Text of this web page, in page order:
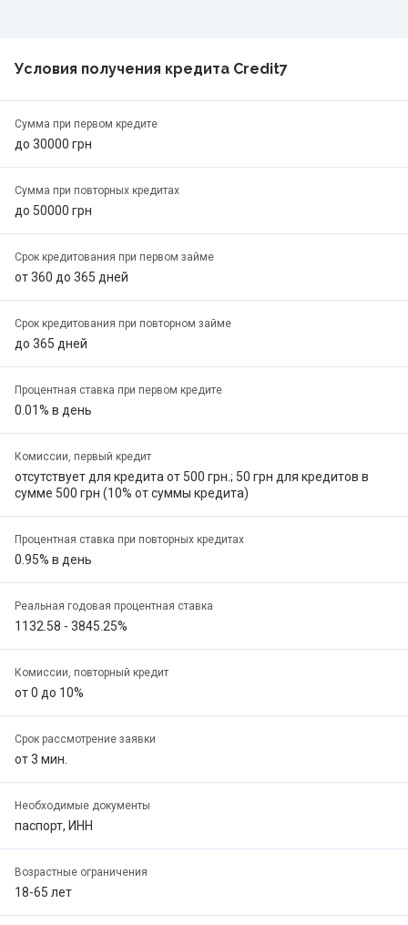
Условия получения кредита Credit7
Сумма при первом кредите
до 30000 грн
Сумма при повторных кредитах
до 50000 грн
Cрок кредитования при первом займе
от 360 до 365 дней
Cрок кредитования при повторном займе
до 365 дней
Процентная ставка при первом кредите
0.01% в день
Комиссии, первый кредит
отсутствует для кредита от 500 грн.; 50 грн для кредитов в
сумме 500 грн (10% от суммы кредита)
Процентная ставка при повторных кредитах
0.95% в день
Реальная годовая процентная ставка
1132.58 - 3845.25%
Комиссии, повторный кредит
от 0 до 10%
Срок рассмотрение заявки
от 3 мин.
Необходимые документы
паспорт, ИНН
Возрастные ограничения
18-65 лет